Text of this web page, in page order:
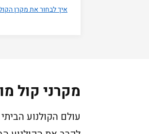
איך לבחור את מקרן
מקרני קול
עולם הקולנוע